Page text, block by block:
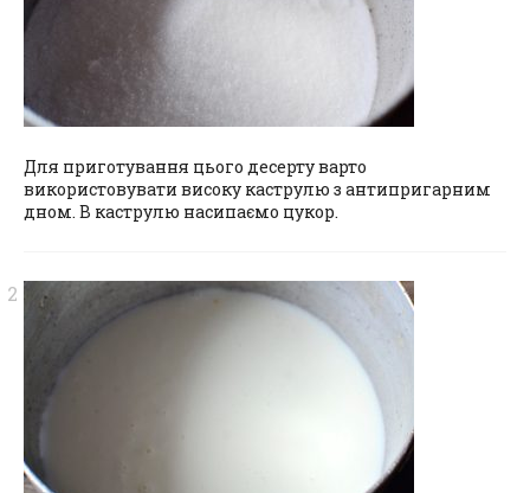
Для приготування цього десерту варто
використовувати високу каструлю з антипригарним
дном. В каструлю насипаємо цукор.